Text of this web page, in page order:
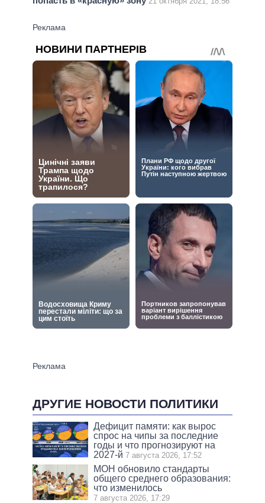
ДРУГИЕ НОВОСТИ ПОЛИТИКИ
Дефицит памяти: как вырос
спрос на чипы за последние
годы и что прогнозируют на
2027-й 7 августа 2026, 17:52
МОН обновило стандарты
общего среднего образования:
что изменилось
7 августа 2026, 17:29